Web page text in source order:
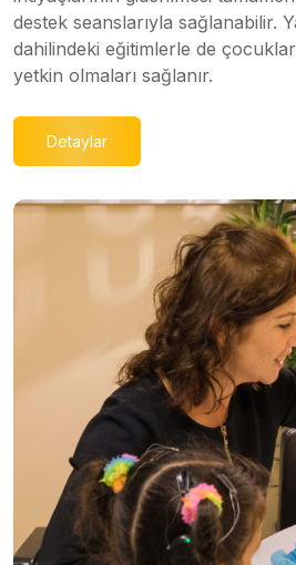
destek seanslarıyla sağlanabilir.
dahilindeki eğitimlerle de
yetkin olmaları sağlanır.
Detaylar